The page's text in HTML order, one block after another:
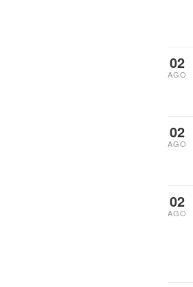
02
AGO
02
AGO
02
AGO